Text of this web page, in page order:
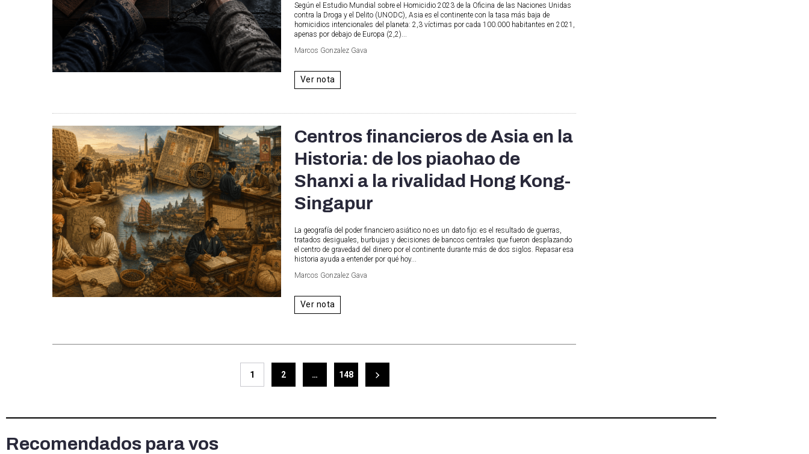
Según el Estudio Mundial sobre el Homicidio 2023 de la Oficina de las Naciones Unidas
contra la Droga y el Delito (UNODC), Asia es el continente con la tasa más baja de
homicidios intencionales del planeta: 2,3 víctimas por cada 100.000 habitantes en 2021,
apenas por debajo de Europa (2,2)...
Marcos Gonzalez Gava
Ver nota
Centros financieros de Asia en la
Historia: de los piaohao de
Shanxi a la rivalidad Hong Kong-
Singapur
La geografía del poder financiero asiático no es un dato fijo: es el resultado de guerras,
tratados desiguales, burbujas y decisiones de bancos centrales que fueron desplazando
el centro de gravedad del dinero por el continente durante más de dos siglos. Repasar esa
historia ayuda a entender por qué hoy...
Marcos Gonzalez Gava
Ver nota
1 2 … 148
Recomendados para vos